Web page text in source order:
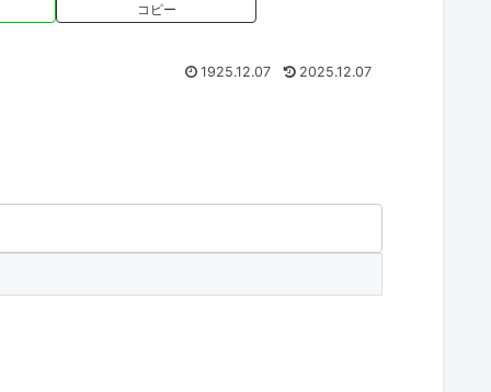
コピー
1925.12.07 2025.12.07